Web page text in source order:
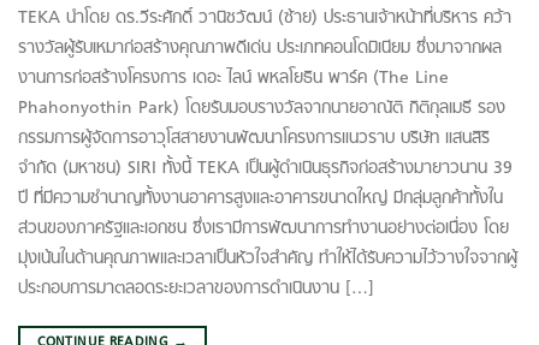
TEKA นำโดย ดร.วีระศักดิ์ วานิชวัฒน์ (ซ้าย) ประธานเจ้าหน้าที่บริหาร คว้า
รางวัลผู้รับเหมาก่อสร้างคุณภาพดีเด่น ประเภทคอนโดมิเนียม ซึ่งมาจากผล
งานการก่อสร้างโครงการ เดอะ ไลน์ พหลโยธิน พาร์ค (The Line
Phahonyothin Park) โดยรับมอบรางวัลจากนายอาณัติ กิติกุลเมธี รอง
กรรมการผู้จัดการอาวุโสสายงานพัฒนาโครงการแนวราบ บริษัท แสนสิริ
จำกัด (มหาชน) SIRI ทั้งนี้ TEKA เป็นผู้ดำเนินธุรกิจก่อสร้างมายาวนาน 39
ปี ที่มีความชำนาญทั้งงานอาคารสูงและอาคารขนาดใหญ่ มีกลุ่มลูกค้าทั้งใน
ส่วนของภาครัฐและเอกชน ซึ่งเรามีการพัฒนาการทำงานอย่างต่อเนื่อง โดย
มุ่งเน้นในด้านคุณภาพและเวลาเป็นหัวใจสำคัญ ทำให้ได้รับความไว้วางใจจากผู้
ประกอบการมาตลอดระยะเวลาของการดำเนินงาน […]